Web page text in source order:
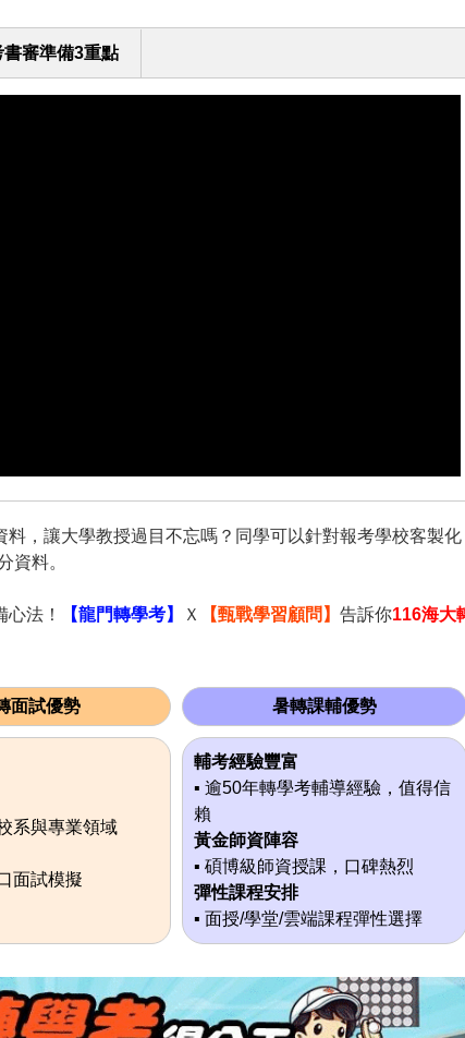
審準備3重點
，讓大學教授過目不忘嗎？同學可以針對報考學校客製化
資料。
法！ 【龍門轉學考】 Ｘ 【甄戰學習顧問】 告訴你116海大
面試優勢 暑轉課輔優勢
系與專業領域
面試模擬
輔考經驗豐富
▪ 逾50年轉學考輔導經驗，值得信
賴
黃金師資陣容
▪ 碩博級師資授課，口碑熱烈
彈性課程安排
▪ 面授/學堂/雲端課程彈性選擇